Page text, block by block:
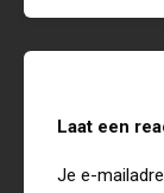
Laat een
Je e-